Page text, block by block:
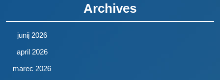
Archives
junij 2026
april 2026
marec 2026